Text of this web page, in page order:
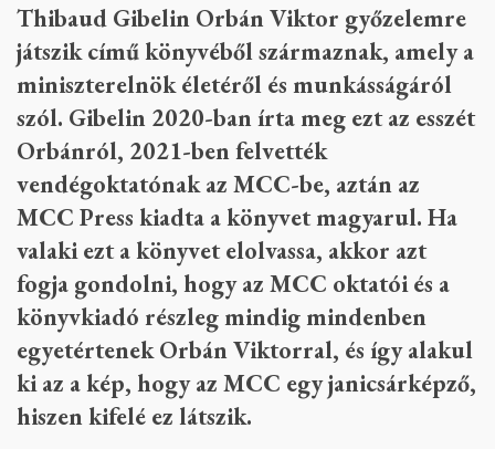
Thibaud Gibelin Orbán Viktor győzelemre
játszik című könyvéből származnak, amely a
miniszterelnök életéről és munkásságáról
szól. Gibelin 2020-ban írta meg ezt az esszét
Orbánról, 2021-ben felvették
vendégoktatónak az MCC-be, aztán az
MCC Press kiadta a könyvet magyarul. Ha
valaki ezt a könyvet elolvassa, akkor azt
fogja gondolni, hogy az MCC oktatói és a
könyvkiadó részleg mindig mindenben
egyetértenek Orbán Viktorral, és így alakul
ki az a kép, hogy az MCC egy janicsárképző,
hiszen kifelé ez látszik.